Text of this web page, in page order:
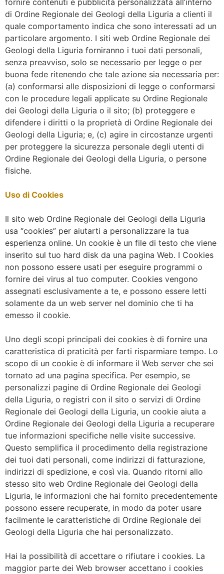
fornire contenuti e pubblicità personalizzata all’interno
di Ordine Regionale dei Geologi della Liguria a clienti il
quale comportamento indica che sono interessati ad un
particolare argomento. I siti web Ordine Regionale dei
Geologi della Liguria forniranno i tuoi dati personali,
senza preavviso, solo se necessario per legge o per
buona fede ritenendo che tale azione sia necessaria per:
(a) conformarsi alle disposizioni di legge o conformarsi
con le procedure legali applicate su Ordine Regionale
dei Geologi della Liguria o il sito; (b) proteggere e
difendere i diritti o la proprietà di Ordine Regionale dei
Geologi della Liguria; e, (c) agire in circostanze urgenti
per proteggere la sicurezza personale degli utenti di
Ordine Regionale dei Geologi della Liguria, o persone
fisiche.
Uso di Cookies
Il sito web Ordine Regionale dei Geologi della Liguria
usa “cookies” per aiutarti a personalizzare la tua
esperienza online. Un cookie è un file di testo che viene
inserito sul tuo hard disk da una pagina Web. I Cookies
non possono essere usati per eseguire programmi o
fornire dei virus al tuo computer. Cookies vengono
assegnati esclusivamente a te, e possono essere letti
solamente da un web server nel dominio che ti ha
emesso il cookie.
Uno degli scopi principali dei cookies è di fornire una
caratteristica di praticità per farti risparmiare tempo. Lo
scopo di un cookie è di informare il Web server che sei
tornato ad una pagina specifica. Per esempio, se
personalizzi pagine di Ordine Regionale dei Geologi
della Liguria, o registri con il sito o servizi di Ordine
Regionale dei Geologi della Liguria, un cookie aiuta a
Ordine Regionale dei Geologi della Liguria a recuperare
tue informazioni specifiche nelle visite successive.
Questo semplifica il procedimento della registrazione
dei tuoi dati personali, come indirizzi di fatturazione,
indirizzi di spedizione, e così via. Quando ritorni allo
stesso sito web Ordine Regionale dei Geologi della
Liguria, le informazioni che hai fornito precedentemente
possono essere recuperate, in modo da poter usare
facilmente le caratteristiche di Ordine Regionale dei
Geologi della Liguria che hai personalizzato.
Hai la possibilità di accettare o rifiutare i cookies. La
maggior parte dei Web browser accettano i cookies